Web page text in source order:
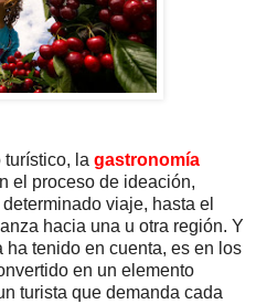
turístico, la gastronomía
el proceso de ideación,
viaje, hasta el
hacia una u otra región. Y
tenido en cuenta, es en los
en un elemento
turista que demanda cada